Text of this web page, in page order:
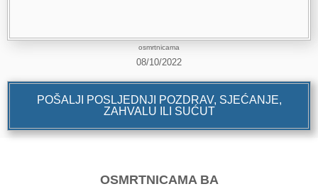
osmrtnicama
08/10/2022
POŠALJI POSLJEDNJI POZDRAV, SJEĆANJE,
ZAHVALU ILI SUĆUT
OSMRTNICAMA BA